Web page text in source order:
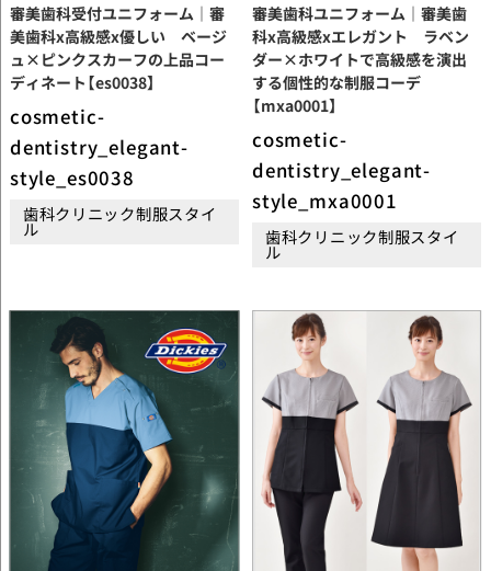
審美歯科受付ユニフォーム｜審
美歯科x高級感x優しい ベージ
ュ×ピンクスカーフの上品コー
ディネート【es0038】
cosmetic-
dentistry_elegant-
style_es0038
歯科クリニック制服スタイ
ル
審美歯科ユニフォーム｜審美歯
科x高級感xエレガント ラベン
ダー×ホワイトで高級感を演出
する個性的な制服コーデ
【mxa0001】
cosmetic-
dentistry_elegant-
style_mxa0001
歯科クリニック制服スタイ
ル